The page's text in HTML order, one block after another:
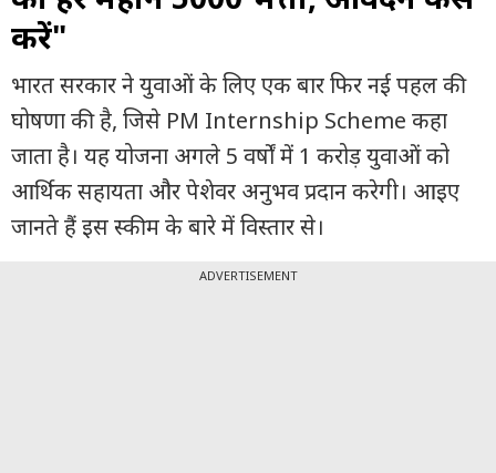
शेयर
वीडियो
ट्रेंडिंग
बिजनेस
न्यूज
पर्सनल
करें"
भारत सरकार ने युवाओं के लिए एक बार फिर नई पहल की
घोषणा की है, जिसे PM Internship Scheme कहा
जाता है। यह योजना अगले 5 वर्षों में 1 करोड़ युवाओं को
आर्थिक सहायता और पेशेवर अनुभव प्रदान करेगी। आइए
जानते हैं इस स्कीम के बारे में विस्तार से।
ADVERTISEMENT